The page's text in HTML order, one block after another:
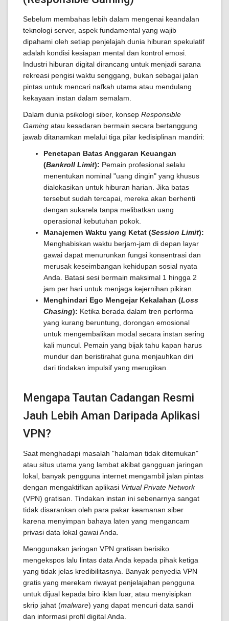
Sebelum membahas lebih dalam mengenai keandalan
teknologi server, aspek fundamental yang wajib
dipahami oleh setiap penjelajah dunia hiburan spekulatif
adalah kondisi kesiapan mental dan kontrol emosi.
Industri hiburan digital dirancang untuk menjadi sarana
rekreasi pengisi waktu senggang, bukan sebagai jalan
pintas untuk mencari nafkah utama atau mendulang
kekayaan instan dalam semalam.
Dalam dunia psikologi siber, konsep Responsible
Gaming atau kesadaran bermain secara bertanggung
jawab ditanamkan melalui tiga pilar kedisiplinan mandiri:
Penetapan Batas Anggaran Keuangan
(Bankroll Limit): Pemain profesional selalu
menentukan nominal "uang dingin" yang khusus
dialokasikan untuk hiburan harian. Jika batas
tersebut sudah tercapai, mereka akan berhenti
dengan sukarela tanpa melibatkan uang
operasional kebutuhan pokok.
Manajemen Waktu yang Ketat (Session Limit):
Menghabiskan waktu berjam-jam di depan layar
gawai dapat menurunkan fungsi konsentrasi dan
merusak keseimbangan kehidupan sosial nyata
Anda. Batasi sesi bermain maksimal 1 hingga 2
jam per hari untuk menjaga kejernihan pikiran.
Menghindari Ego Mengejar Kekalahan (Loss
Chasing): Ketika berada dalam tren performa
yang kurang beruntung, dorongan emosional
untuk mengembalikan modal secara instan sering
kali muncul. Pemain yang bijak tahu kapan harus
mundur dan beristirahat guna menjauhkan diri
dari tindakan impulsif yang merugikan.
Mengapa Tautan Cadangan Resmi
Jauh Lebih Aman Daripada Aplikasi
VPN?
Saat menghadapi masalah "halaman tidak ditemukan"
atau situs utama yang lambat akibat gangguan jaringan
lokal, banyak pengguna internet mengambil jalan pintas
dengan mengaktifkan aplikasi Virtual Private Network
(VPN) gratisan. Tindakan instan ini sebenarnya sangat
tidak disarankan oleh para pakar keamanan siber
karena menyimpan bahaya laten yang mengancam
privasi data lokal gawai Anda.
Menggunakan jaringan VPN gratisan berisiko
mengekspos lalu lintas data Anda kepada pihak ketiga
yang tidak jelas kredibilitasnya. Banyak penyedia VPN
gratis yang merekam riwayat penjelajahan pengguna
untuk dijual kepada biro iklan luar, atau menyisipkan
skrip jahat (malware) yang dapat mencuri data sandi
dan informasi profil digital Anda.